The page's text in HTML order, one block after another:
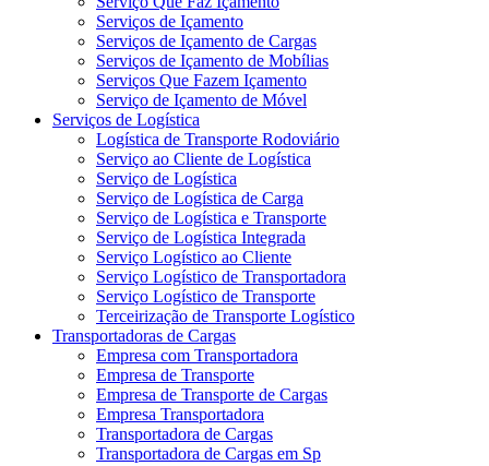
Serviços de Içamento
Serviços de Içamento de Cargas
Serviços de Içamento de Mobílias
Serviços Que Fazem Içamento
Serviço de Içamento de Móvel
Serviços de Logística
Logística de Transporte Rodoviário
Serviço ao Cliente de Logística
Serviço de Logística
Serviço de Logística de Carga
Serviço de Logística e Transporte
Serviço de Logística Integrada
Serviço Logístico ao Cliente
Serviço Logístico de Transportadora
Serviço Logístico de Transporte
Terceirização de Transporte Logístico
Transportadoras de Cargas
Empresa com Transportadora
Empresa de Transporte
Empresa de Transporte de Cargas
Empresa Transportadora
Transportadora de Cargas
Transportadora de Cargas em Sp